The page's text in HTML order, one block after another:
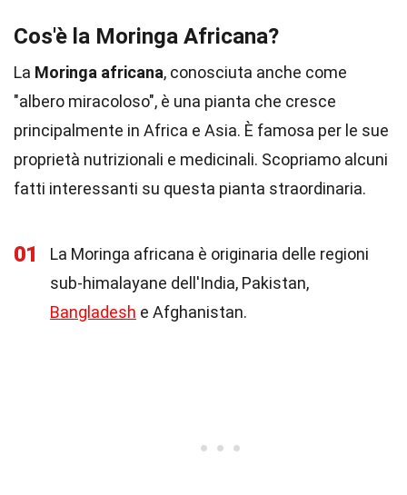
Cos'è la Moringa Africana?
La Moringa africana, conosciuta anche come
"albero miracoloso", è una pianta che cresce
principalmente in Africa e Asia. È famosa per le sue
proprietà nutrizionali e medicinali. Scopriamo alcuni
fatti interessanti su questa pianta straordinaria.
01
La Moringa africana è originaria delle regioni
sub-himalayane dell'India, Pakistan,
Bangladesh e Afghanistan.